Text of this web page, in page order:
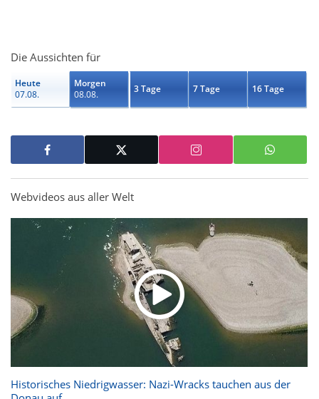
Die Aussichten für
Heute
07.08.
Morgen
08.08.
3 Tage 7 Tage 16 Tage
Webvideos aus aller Welt
Historisches Niedrigwasser: Nazi-Wracks tauchen aus der